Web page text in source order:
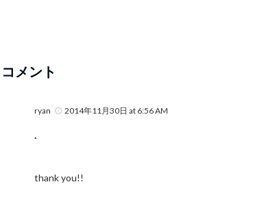
コメント
ryan 2014年11月30日 at 6:56 AM
.
thank you!!